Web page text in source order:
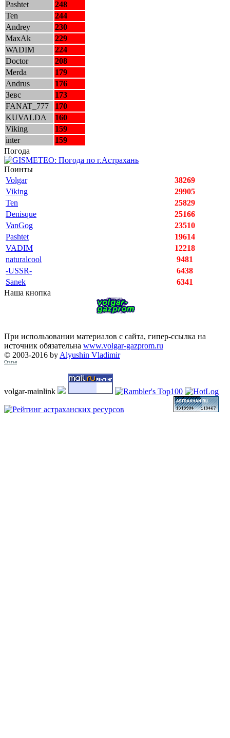
Pashtet
248
Ten
244
Andrey
230
MaxAk
229
WADIM
224
Doctor
208
Merda
179
Andrus
176
Зевс
173
FANAT_777
170
KUVALDA
160
Viking
159
inter
159
Погода
Поинты
Volgar
38269
Viking
29905
Ten
25829
Denisque
25166
VanGog
23510
Pashtet
19614
VADIM
12218
naturalcool
9481
-USSR-
6438
Sanek
6341
Наша кнопка
При использовании материалов с сайта, гипер-ссылка на
источник обязательна www.volgar-gazprom.ru
© 2003-2016 by Alyushin Vladimir
Статьи
volgar-mainlink